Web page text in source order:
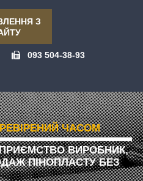
З
093 504-38-93
ЧАСОМ
ВИРОБНИК,
ПІНОПЛАСТУ БЕЗ